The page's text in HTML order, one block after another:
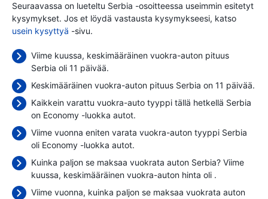
Seuraavassa on lueteltu Serbia -osoitteessa useimmin esitetyt
kysymykset. Jos et löydä vastausta kysymykseesi, katso
usein kysyttyä -sivu.
Viime kuussa, keskimääräinen vuokra-auton pituus
Serbia oli 11 päivää.
Keskimääräinen vuokra-auton pituus Serbia on 11 päivää.
Kaikkein varattu vuokra-auto tyyppi tällä hetkellä Serbia
on Economy -luokka autot.
Viime vuonna eniten varata vuokra-auton tyyppi Serbia
oli Economy -luokka autot.
Kuinka paljon se maksaa vuokrata auton Serbia? Viime
kuussa, keskimääräinen vuokra-auton hinta oli .
Viime vuonna, kuinka paljon se maksaa vuokrata auton